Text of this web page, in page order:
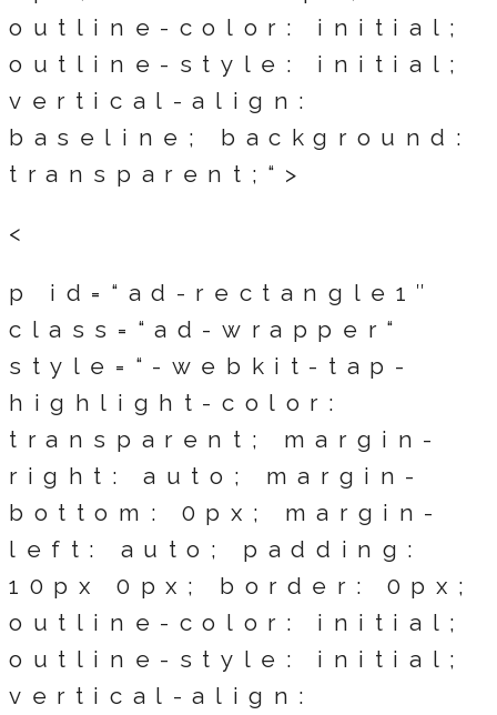
outline-color: initial;
outline-style: initial;
vertical-align:
baseline; background:
transparent;“>
<
p id=“ad-rectangle1″
class=“ad-wrapper“
style=“-webkit-tap-
highlight-color:
transparent; margin-
right: auto; margin-
bottom: 0px; margin-
left: auto; padding:
10px 0px; border: 0px;
outline-color: initial;
outline-style: initial;
vertical-align: